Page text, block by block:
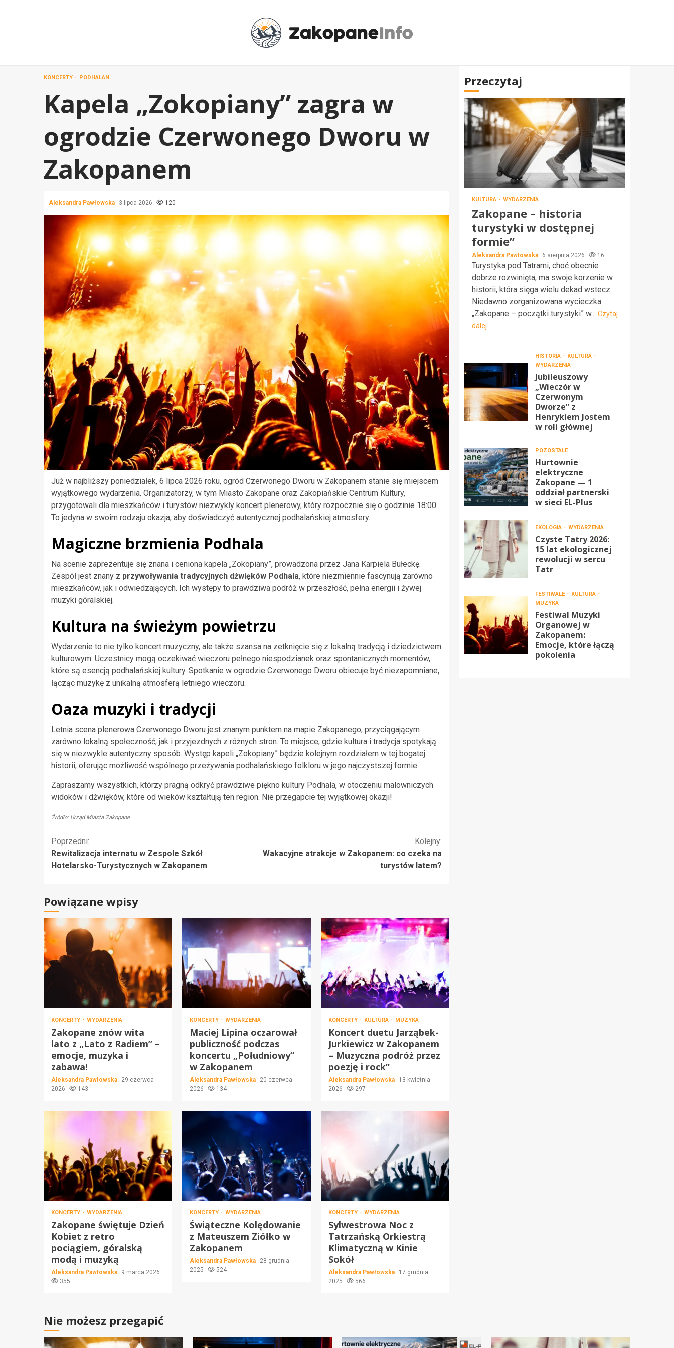
KONCERTY PODHALAN
Kapela „Zokopiany” zagra w
ogrodzie Czerwonego Dworu w
Zakopanem
Aleksandra Pawłowska 3 lipca 2026 120
Już w najbliższy poniedziałek, 6 lipca 2026 roku, ogród Czerwonego Dworu w Zakopanem stanie się miejscem
wyjątkowego wydarzenia. Organizatorzy, w tym Miasto Zakopane oraz Zakopiańskie Centrum Kultury,
przygotowali dla mieszkańców i turystów niezwykły koncert plenerowy, który rozpocznie się o godzinie 18:00.
To jedyna w swoim rodzaju okazja, aby doświadczyć autentycznej podhalańskiej atmosfery.
Magiczne brzmienia Podhala
Na scenie zaprezentuje się znana i ceniona kapela „Zokopiany”, prowadzona przez Jana Karpiela Bułeckę.
Zespół jest znany z przywoływania tradycyjnych dźwięków Podhala, które niezmiennie fascynują zarówno
mieszkańców, jak i odwiedzających. Ich występy to prawdziwa podróż w przeszłość, pełna energii i żywej
muzyki góralskiej.
Kultura na świeżym powietrzu
Wydarzenie to nie tylko koncert muzyczny, ale także szansa na zetknięcie się z lokalną tradycją i dziedzictwem
kulturowym. Uczestnicy mogą oczekiwać wieczoru pełnego niespodzianek oraz spontanicznych momentów,
które są esencją podhalańskiej kultury. Spotkanie w ogrodzie Czerwonego Dworu obiecuje być niezapomniane,
łącząc muzykę z unikalną atmosferą letniego wieczoru.
Oaza muzyki i tradycji
Letnia scena plenerowa Czerwonego Dworu jest znanym punktem na mapie Zakopanego, przyciągającym
zarówno lokalną społeczność, jak i przyjezdnych z różnych stron. To miejsce, gdzie kultura i tradycja spotykają
się w niezwykle autentyczny sposób. Występ kapeli „Zokopiany” będzie kolejnym rozdziałem w tej bogatej
historii, oferując możliwość wspólnego przeżywania podhalańskiego folkloru w jego najczystszej formie.
Zapraszamy wszystkich, którzy pragną odkryć prawdziwe piękno kultury Podhala, w otoczeniu malowniczych
widoków i dźwięków, które od wieków kształtują ten region. Nie przegapcie tej wyjątkowej okazji!
Źródło: Urząd Miasta Zakopane
Kontynuuj
czytanie
Poprzedni:
Rewitalizacja internatu w Zespole Szkół
Hotelarsko-Turystycznych w Zakopanem
Kolejny:
Wakacyjne atrakcje w Zakopanem: co czeka na
turystów latem?
Powiązane wpisy
KONCERTY WYDARZENIA
Zakopane znów wita
lato z „Lato z Radiem” –
emocje, muzyka i
zabawa!
Aleksandra Pawłowska
29 czerwca
2026
143
KONCERTY WYDARZENIA
Maciej Lipina oczarował
publiczność podczas
koncertu „Południowy”
w Zakopanem
Aleksandra Pawłowska
20 czerwca
2026
134
KONCERTY KULTURA MUZYKA
Koncert duetu Jarząbek-
Jurkiewicz w Zakopanem
– Muzyczna podróż przez
poezję i rock”
Aleksandra Pawłowska
13 kwietnia
2026
297
KONCERTY WYDARZENIA
Zakopane świętuje Dzień
Kobiet z retro
pociągiem, góralską
modą i muzyką
Aleksandra Pawłowska
9 marca 2026
355
KONCERTY WYDARZENIA
Świąteczne Kolędowanie
z Mateuszem Ziółko w
Zakopanem
Aleksandra Pawłowska
28 grudnia
2025
524
KONCERTY WYDARZENIA
Sylwestrowa Noc z
Tatrzańską Orkiestrą
Klimatyczną w Kinie
Sokół
Aleksandra Pawłowska
17 grudnia
2025
566
Przeczytaj
KULTURA WYDARZENIA
Zakopane – historia
turystyki w dostępnej
formie”
Aleksandra Pawłowska 6 sierpnia 2026 16
Turystyka pod Tatrami, choć obecnie
dobrze rozwinięta, ma swoje korzenie w
historii, która sięga wielu dekad wstecz.
Niedawno zorganizowana wycieczka
„Zakopane – początki turystyki” w... Czytaj
dalej
HISTORIA
KULTURA
WYDARZENIA
Jubileuszowy
„Wieczór w
Czerwonym
Dworze” z
Henrykiem Jostem
w roli głównej
POZOSTAŁE
Hurtownie
elektryczne
Zakopane — 1
oddział partnerski
w sieci EL-Plus
EKOLOGIA WYDARZENIA
Czyste Tatry 2026:
15 lat ekologicznej
rewolucji w sercu
Tatr
FESTIWALE
KULTURA
MUZYKA
Festiwal Muzyki
Organowej w
Zakopanem:
Emocje, które łączą
pokolenia
Nie możesz przegapić